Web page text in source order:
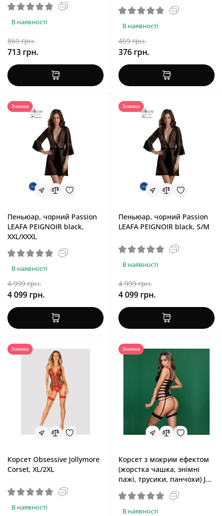
В наявності
869 грн.
713 грн.
В наявності
459 грн.
376 грн.
Знижка
Пеньюар, чорний Passion
LEAFA PEIGNOIR black,
XXL/XXXL
В наявності
4 999 грн.
4 099 грн.
Знижка
Пеньюар, чорний Passion
LEAFA PEIGNOIR black, S/M
В наявності
4 999 грн.
4 099 грн.
Знижка
Корсет Obsessive Jollymore
Corset, XL/2XL
В наявності
Знижка
Корсет з мокрим ефектом
(жорстка чашка, знімні
пажі, трусики, панчохи) JSY
Віола, One Size, Black
В наявності